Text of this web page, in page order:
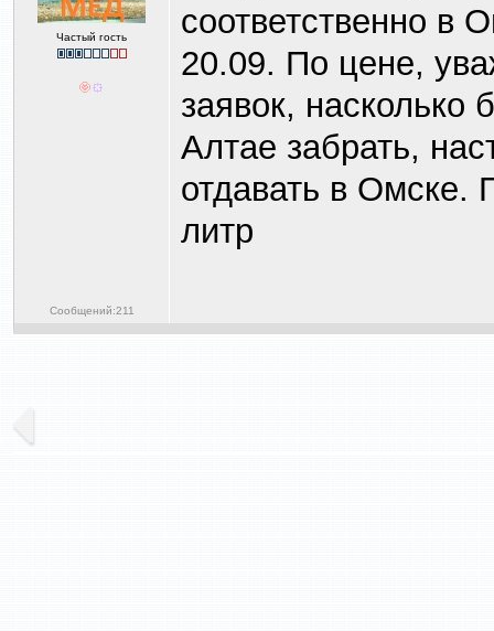
Частый гость
Сообщений:211
соответственно в
20.09. По цене,
заявок,
Алтае забрать,
отдавать в Омске.
литр